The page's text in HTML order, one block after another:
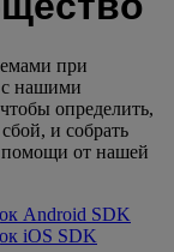
при
с нашими
определить,
и собрать
от нашей
Android SDK
iOS SDK